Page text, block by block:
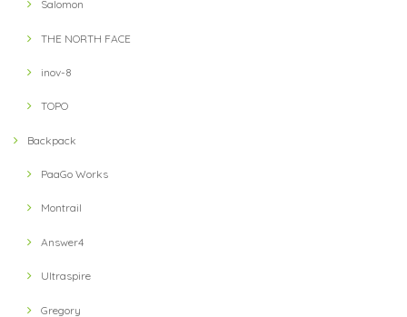
Salomon
THE NORTH FACE
inov-8
TOPO
Backpack
PaaGo Works
Montrail
Answer4
Ultraspire
Gregory